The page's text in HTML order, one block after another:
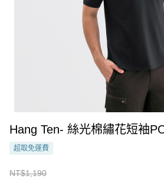
Hang Ten- 絲光棉繡花短袖
超取免運費
NT$1,190